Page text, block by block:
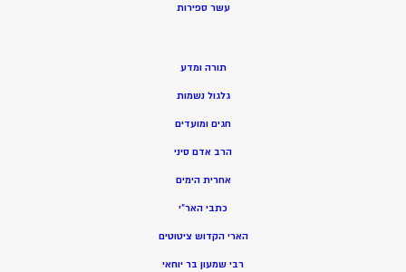
עשר ספירות
תורה ומדע
גלגול נשמות
חגים ומועדים
הרב אדם סיני
אחרית הימים
כתבי האר”י
הארי הקדוש ציטוטים
רבי שמעון בר יוחאי